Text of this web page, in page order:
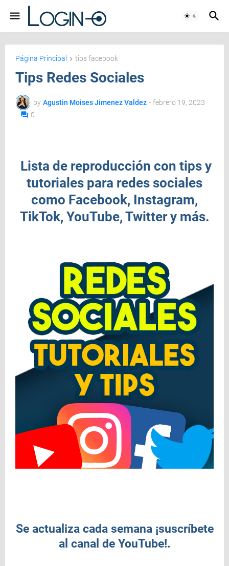
Página Principal tips facebook
Tips Redes Sociales
by Agustin Moises Jimenez Valdez - febrero 19, 2023
0
Lista de reproducción con tips y
tutoriales para redes sociales
como Facebook, Instagram,
TikTok, YouTube, Twitter y más.
Se actualiza cada semana ¡suscríbete
al canal de YouTube!.